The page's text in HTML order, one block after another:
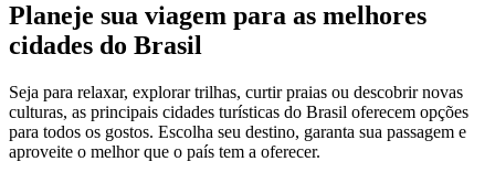
Planeje sua viagem para as melhores
cidades do Brasil
Seja para relaxar, explorar trilhas, curtir praias ou descobrir novas
culturas, as principais cidades turísticas do Brasil oferecem opções
para todos os gostos. Escolha seu destino, garanta sua passagem e
aproveite o melhor que o país tem a oferecer.